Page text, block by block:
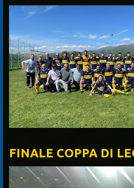
FINALE COPPA DI